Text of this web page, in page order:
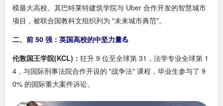
模最大高校。其巴特莱特建筑学院与 Uber 合作开发的智慧城市
项目，被联合国教科文组织列为 "未来城市典范"。
二、前 50 强：英国高校的中坚力量💪
伦敦国王学院(KCL)： 狂升 9 位至全球第 31，法学专业全球第 1
4，与国际刑事法院合作开设的 "战争法" 课程，毕业生参与了 9
0% 的国际重大案件诉讼。